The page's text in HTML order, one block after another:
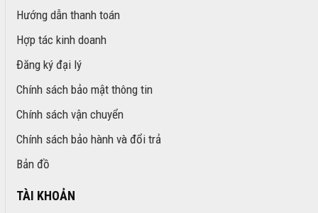
Hướng dẫn thanh toán
Hợp tác kinh doanh
Đăng ký đại lý
Chính sách bảo mật thông tin
Chính sách vận chuyển
Chính sách bảo hành và đổi trả
Bản đồ
TÀI KHOẢN